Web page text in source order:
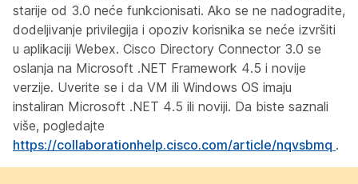
starije od 3.0 neće funkcionisati. Ako se ne nadogradite,
dodeljivanje privilegija i opoziv korisnika se neće izvršiti
u aplikaciji Webex. Cisco Directory Connector 3.0 se
oslanja na Microsoft .NET Framework 4.5 i novije
verzije. Uverite se i da VM ili Windows OS imaju
instaliran Microsoft .NET 4.5 ili noviji. Da biste saznali
više, pogledajte
https://collaborationhelp.cisco.com/article/nqvsbmq .